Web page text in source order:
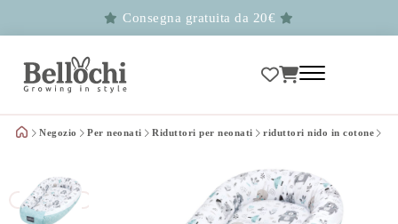
Consegna gratuita da 20€
Negozio Per neonati Riduttori per neonati riduttori nido in cotone